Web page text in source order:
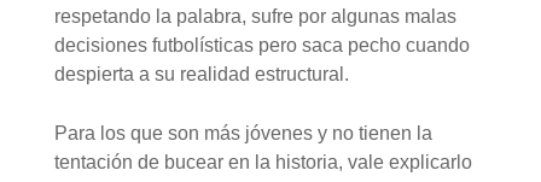
respetando la palabra, sufre por algunas malas
decisiones futbolísticas pero saca pecho cuando
despierta a su realidad estructural.
Para los que son más jóvenes y no tienen la
tentación de bucear en la historia, vale explicarlo